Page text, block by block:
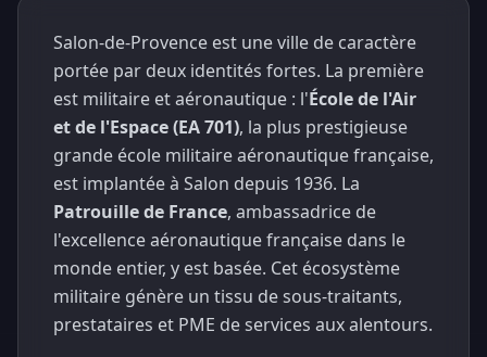
Salon-de-Provence est une ville de caractère
portée par deux identités fortes. La première
est militaire et aéronautique : l'École de l'Air
et de l'Espace (EA 701), la plus prestigieuse
grande école militaire aéronautique française,
est implantée à Salon depuis 1936. La
Patrouille de France, ambassadrice de
l'excellence aéronautique française dans le
monde entier, y est basée. Cet écosystème
militaire génère un tissu de sous-traitants,
prestataires et PME de services aux alentours.